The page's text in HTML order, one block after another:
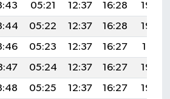
05:21 12:37 16:28
19:43
05:22 12:37 16:28
19:42
05:23 12:37 16:27
19:41
05:24 12:37 16:27
19:40
05:25 12:37 16:27
19:39